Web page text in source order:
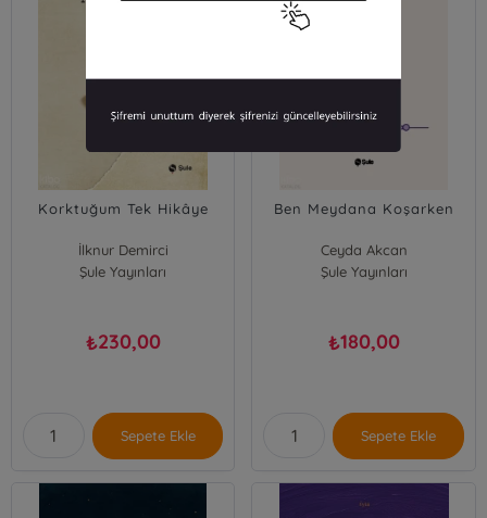
Korktuğum Tek Hikâye
İlknur Demirci
Şule Yayınları
₺230,00
Sepete Ekle
Ben Meydana Koşarken
Ceyda Akcan
Şule Yayınları
₺180,00
Sepete Ekle